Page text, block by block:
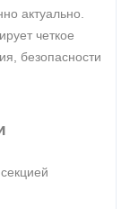
актуально.
четкое
безопасности